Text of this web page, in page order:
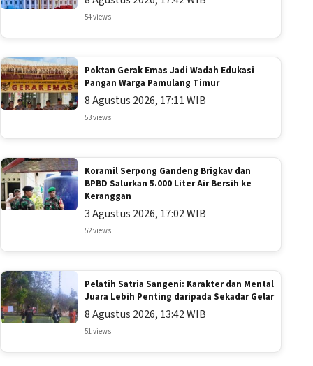
54 views
Poktan Gerak Emas Jadi Wadah Edukasi
Pangan Warga Pamulang Timur
8 Agustus 2026, 17:11 WIB
53 views
Koramil Serpong Gandeng Brigkav dan
BPBD Salurkan 5.000 Liter Air Bersih ke
Keranggan
3 Agustus 2026, 17:02 WIB
52 views
Pelatih Satria Sangeni: Karakter dan Mental
Juara Lebih Penting daripada Sekadar Gelar
8 Agustus 2026, 13:42 WIB
51 views